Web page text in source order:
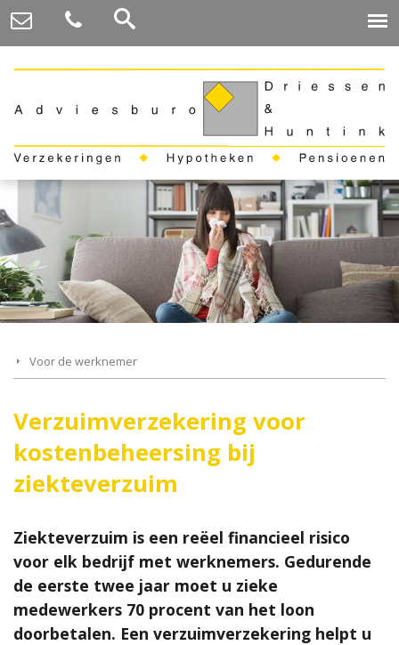
Voor de werknemer
Verzuimverzekering voor
kostenbeheersing bij
ziekteverzuim
Ziekteverzuim is een reëel financieel risico
voor elk bedrijf met werknemers. Gedurende
de eerste twee jaar moet u zieke
medewerkers 70 procent van het loon
doorbetalen. Een verzuimverzekering helpt u